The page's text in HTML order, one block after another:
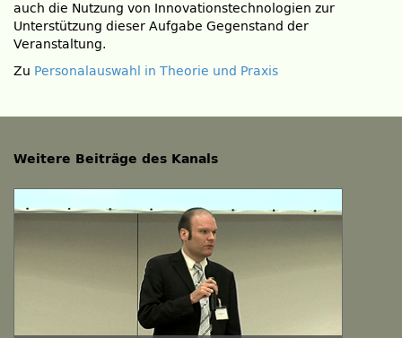
auch die Nutzung von Innovationstechnologien zur
Unterstützung dieser Aufgabe Gegenstand der
Veranstaltung.
Zu Personalauswahl in Theorie und Praxis
Weitere Beiträge des Kanals